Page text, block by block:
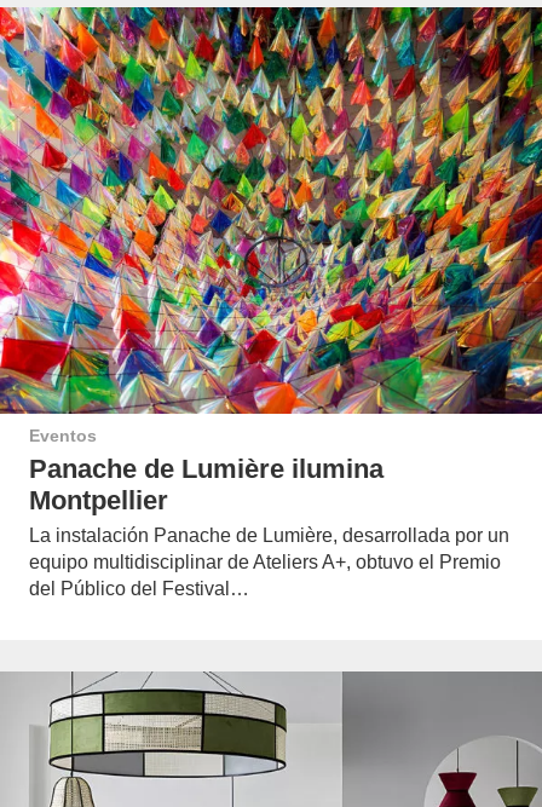
Eventos
Panache de Lumière ilumina
Montpellier
La instalación Panache de Lumière, desarrollada por un
equipo multidisciplinar de Ateliers A+, obtuvo el Premio
del Público del Festival…